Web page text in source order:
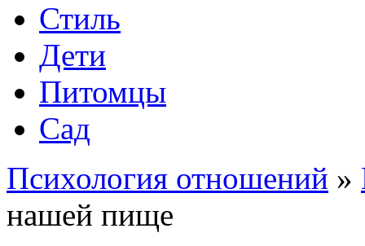
Стиль
Дети
Питомцы
Сад
Психология отношений »
нашей пище